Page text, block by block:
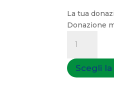
La tua
Donazione
mani
-
Nutriente
Scegli